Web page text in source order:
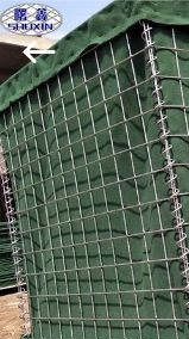
घर
उत्पादों
हमारे
बारे
KN
Wire
Mesh
Co.,
All
Rights
Reserved.